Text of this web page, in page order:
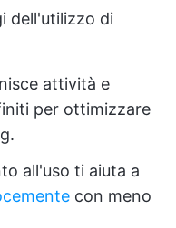
dell'utilizzo di
attività e
per ottimizzare
all'uso ti aiuta a
con meno